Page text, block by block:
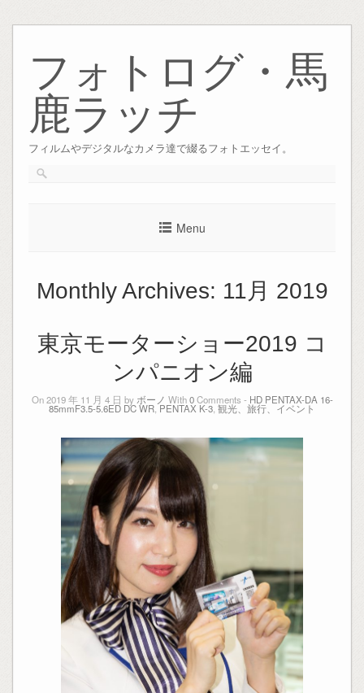
content
フォトログ・馬
鹿ラッチ
フィルムやデジタルなカメラ達で綴るフォトエッセイ。
Menu
Monthly Archives: 11月 2019
東京モーターショー2019 コ
ンパニオン編
On 2019 年 11 月 4 日 by ボーノ With0Comments - HD PENTAX-DA 16-
85mmF3.5-5.6ED DC WR,PENTAX K-3 観光、旅行、イベント